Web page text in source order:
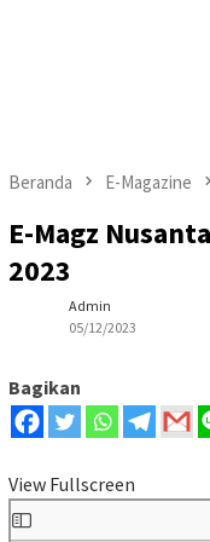
Beranda E-Magazine
E-Magz
2023
Admin
05/12/2023
Bagikan
View Fullscreen
Skip